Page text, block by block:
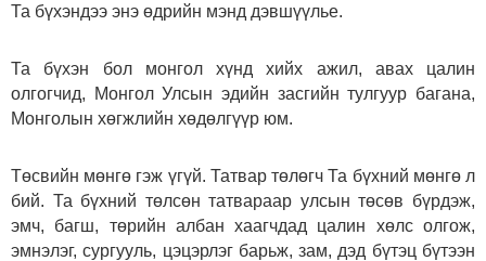
Та бүхэндээ энэ өдрийн мэнд дэвшүүлье.
Та бүхэн бол монгол хүнд хийх ажил, авах цалин
олгогчид, Монгол Улсын эдийн засгийн тулгуур багана,
Монголын хөгжлийн хөдөлгүүр юм.
Төсвийн мөнгө гэж үгүй. Татвар төлөгч Та бүхний мөнгө л
бий. Та бүхний төлсөн татвараар улсын төсөв бүрдэж,
эмч, багш, төрийн албан хаагчдад цалин хөлс олгож,
эмнэлэг, сургууль, цэцэрлэг барьж, зам, дэд бүтэц бүтээн